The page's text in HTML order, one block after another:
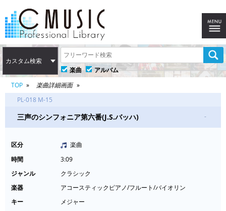
カスタム検索
楽曲
アルバム
TOP
楽曲詳細画面
PL-018 M-15
三声のシンフォニア第六番(J.S.バッハ) -
区分
楽曲
時間
3:09
ジャンル
クラシック
楽器
アコースティックピアノ/フルート/バイオリン
キー
メジャー